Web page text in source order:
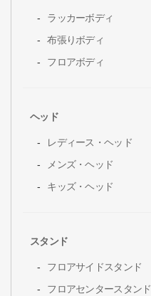
ラッカーボディ
布張りボディ
フロアボディ
ヘッド
レディース・ヘッド
メンズ・ヘッド
キッズ・ヘッド
スタンド
フロアサイドスタンド
フロアセンタースタンド